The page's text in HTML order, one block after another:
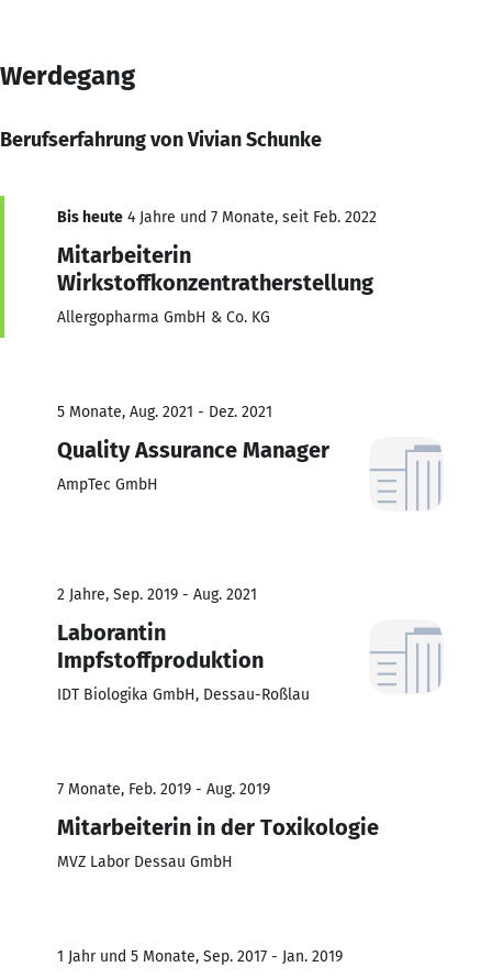
Werdegang
Berufserfahrung von Vivian Schunke
Bis heute 4 Jahre und 7 Monate, seit Feb. 2022
Mitarbeiterin
Wirkstoffkonzentratherstellung
Allergopharma GmbH & Co. KG
5 Monate, Aug. 2021 - Dez. 2021
Quality Assurance Manager
AmpTec GmbH
2 Jahre, Sep. 2019 - Aug. 2021
Laborantin
Impfstoffproduktion
IDT Biologika GmbH, Dessau-Roßlau
7 Monate, Feb. 2019 - Aug. 2019
Mitarbeiterin in der Toxikologie
MVZ Labor Dessau GmbH
1 Jahr und 5 Monate, Sep. 2017 - Jan. 2019